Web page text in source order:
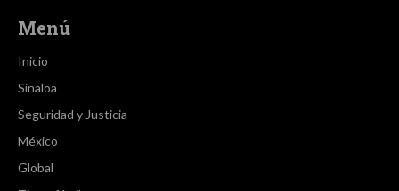
Menú
Inicio
Sinaloa
Seguridad y Justicia
México
Global